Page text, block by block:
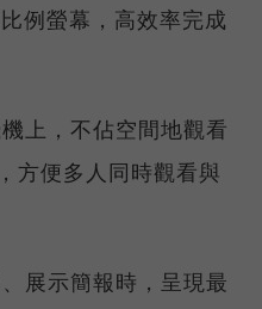
例螢幕，高效率完成
上，不佔空間地觀看
方便多人同時觀看與
展示簡報時，呈現最